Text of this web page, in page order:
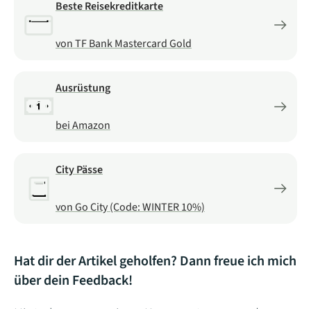
Beste Reisekreditkarte
von TF Bank Mastercard Gold
Ausrüstung
bei Amazon
City Pässe
von Go City (Code: WINTER 10%)
Hat dir der Artikel geholfen? Dann freue ich mich
über dein Feedback!